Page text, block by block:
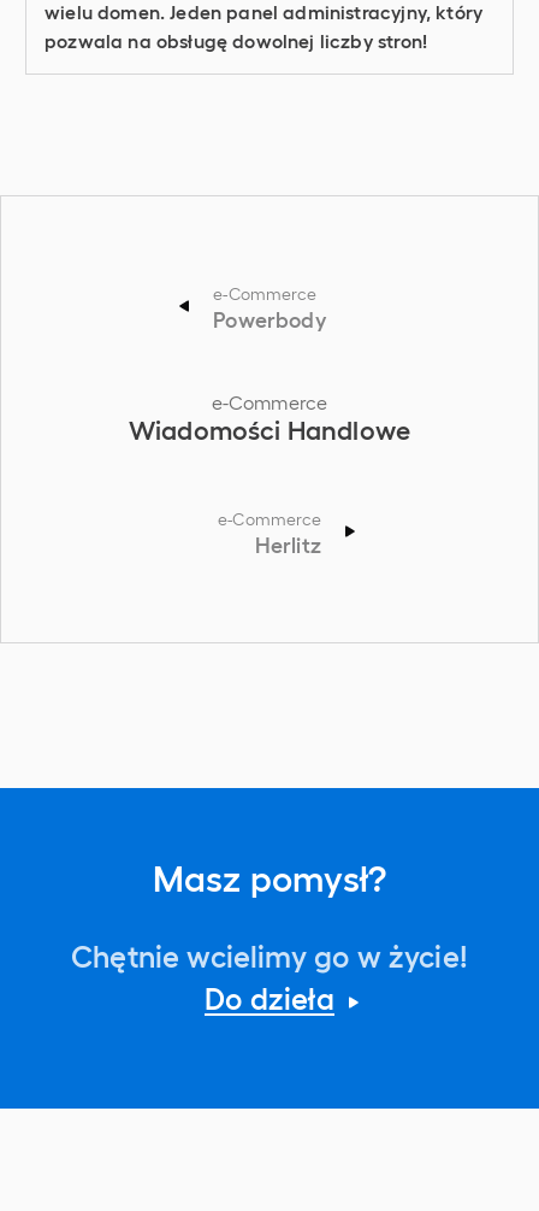
wielu domen. Jeden panel administracyjny, który
pozwala na obsługę dowolnej liczby stron!
e-Commerce
Powerbody
e-Commerce
Wiadomości Handlowe
e-Commerce
Herlitz
Masz pomysł?
Chętnie wcielimy go w życie!
Do dzieła